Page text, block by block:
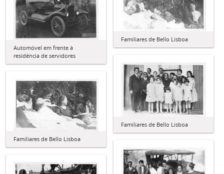
Automóvel em frente à
residência de servidores
Familiares de Bello Lisboa
Familiares de Bello Lisboa
Familiares de Bello Lisboa